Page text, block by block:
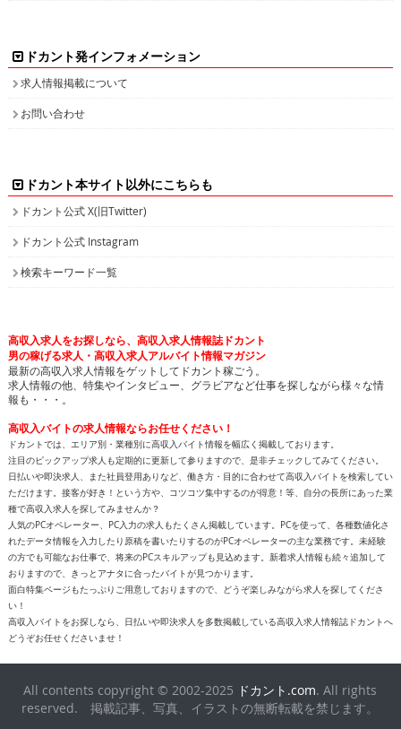
ドカント発インフォメーション
求人情報掲載について
お問い合わせ
ドカント本サイト以外にこちらも
ドカント公式 X(旧Twitter)
ドカント公式 Instagram
検索キーワード一覧
高収入求人をお探しなら、高収入求人情報誌ドカント
男の稼げる求人・高収入求人アルバイト情報マガジン
最新の高収入求人情報をゲットしてドカント稼ごう。
求人情報の他、特集やインタビュー、グラビアなど仕事を探しながら様々な情
報も・・・。
高収入バイトの求人情報ならお任せください！
ドカントでは、エリア別・業種別に高収入バイト情報を幅広く掲載しております。
注目のピックアップ求人も定期的に更新して参りますので、是非チェックしてみてください。
日払いや即決求人、また社員登用ありなど、働き方・目的に合わせて高収入バイトを検索してい
ただけます。接客が好き！という方や、コツコツ集中するのが得意！等、自分の長所にあった業
種で高収入求人を探してみませんか？
人気のPCオペレーター、PC入力の求人もたくさん掲載しています。PCを使って、各種数値化さ
れたデータ情報を入力したり原稿を書いたりするのがPCオペレーターの主な業務です。未経験
の方でも可能なお仕事で、将来のPCスキルアップも見込めます。新着求人情報も続々追加して
おりますので、きっとアナタに合ったバイトが見つかります。
面白特集ページもたっぷりご用意しておりますので、どうぞ楽しみながら求人を探してくださ
い！
高収入バイトをお探しなら、日払いや即決求人を多数掲載している高収入求人情報誌ドカントへ
どうぞお任せくださいませ！
All contents copyright © 2002-2025 ドカント.com. All rights
reserved. 掲載記事、写真、イラストの無断転載を禁じます。